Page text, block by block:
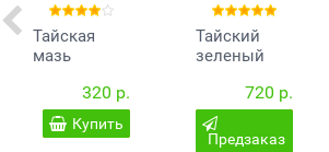
Тайская
мазь
псориаза и
заболеваний
кожи 29А
320 р.
Купить
Тайский
зеленый
Wang Prom
50 гр.
720 р.
Предзаказ